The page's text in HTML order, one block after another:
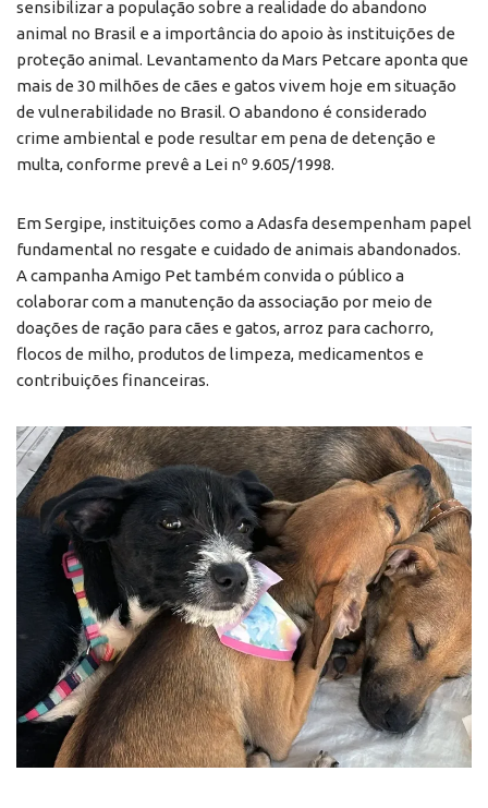
sensibilizar a população sobre a realidade do abandono
animal no Brasil e a importância do apoio às instituições de
proteção animal. Levantamento da Mars Petcare aponta que
mais de 30 milhões de cães e gatos vivem hoje em situação
de vulnerabilidade no Brasil. O abandono é considerado
crime ambiental e pode resultar em pena de detenção e
multa, conforme prevê a Lei nº 9.605/1998.
Em Sergipe, instituições como a Adasfa desempenham papel
fundamental no resgate e cuidado de animais abandonados.
A campanha Amigo Pet também convida o público a
colaborar com a manutenção da associação por meio de
doações de ração para cães e gatos, arroz para cachorro,
flocos de milho, produtos de limpeza, medicamentos e
contribuições financeiras.